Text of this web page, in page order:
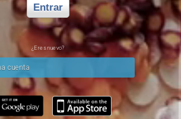
Entrar
¿Eres nuevo?
cuenta